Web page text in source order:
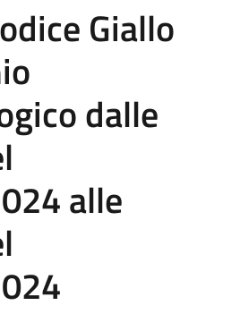
Giallo
dalle
alle